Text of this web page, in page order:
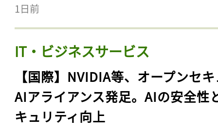
1日前
IT・ビジネスサービス
【国際】NVIDIA等、オープンセ
AIアライアンス発足。AIの安全性
キュリティ向上